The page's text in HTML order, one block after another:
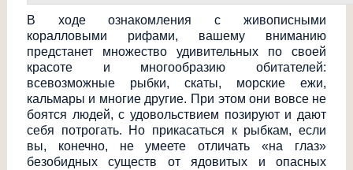
В ходе ознакомления с живописными
коралловыми рифами, вашему вниманию
предстанет множество удивительных по своей
красоте и многообразию обитателей:
всевозможные рыбки, скаты, морские ежи,
кальмары и многие другие. При этом они вовсе не
боятся людей, с удовольствием позируют и дают
себя потрогать. Но прикасаться к рыбкам, если
вы, конечно, не умеете отличать «на глаз»
безобидных существ от ядовитых и опасных